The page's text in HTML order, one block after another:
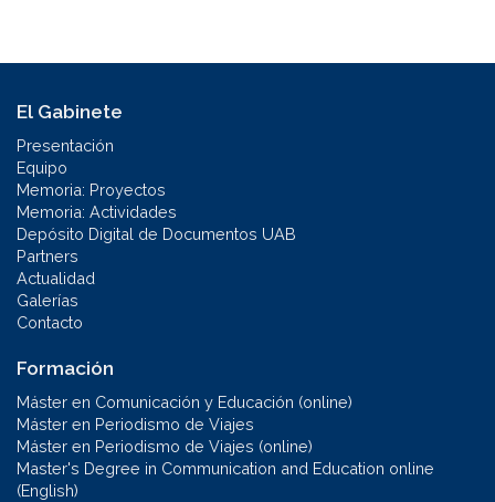
El Gabinete
Presentación
Equipo
Memoria: Proyectos
Memoria: Actividades
Depósito Digital de Documentos UAB
Partners
Actualidad
Galerías
Contacto
Formación
Máster en Comunicación y Educación (online)
Máster en Periodismo de Viajes
Máster en Periodismo de Viajes (online)
Master's Degree in Communication and Education online
(English)